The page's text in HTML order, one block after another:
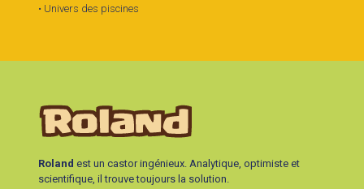
• Univers des piscines
Roland est un castor ingénieux. Analytique, optimiste et
scientifique, il trouve toujours la solution.